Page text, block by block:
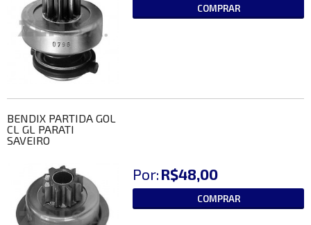
COMPRAR
BENDIX PARTIDA GOL
CL GL PARATI
SAVEIRO
Por: R$48,00
COMPRAR